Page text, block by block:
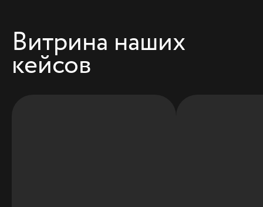
Витрина наших
кейсов